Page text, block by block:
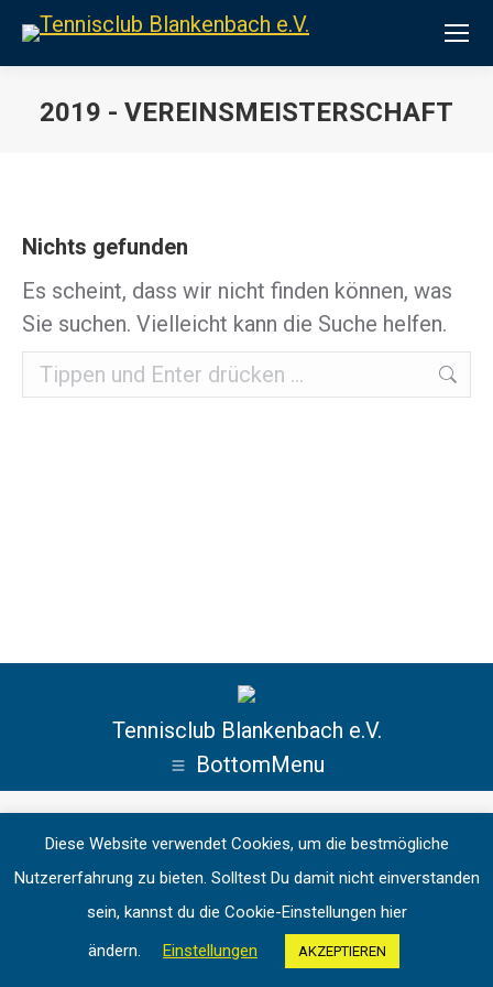
2019 - VEREINSMEISTERSCHAFT
Nichts gefunden
Es scheint, dass wir nicht finden können, was
Sie suchen. Vielleicht kann die Suche helfen.
Search:
Tennisclub Blankenbach e.V.
BottomMenu
Diese Website verwendet Cookies, um die bestmögliche
Nutzererfahrung zu bieten. Solltest Du damit nicht einverstanden
sein, kannst du die Cookie-Einstellungen hier
ändern.
Einstellungen AKZEPTIEREN